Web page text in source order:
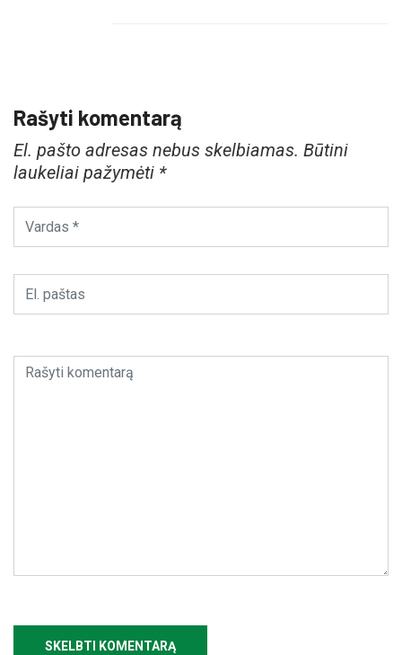
Rašyti komentarą
El. pašto adresas nebus skelbiamas. Būtini
laukeliai pažymėti *